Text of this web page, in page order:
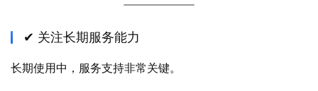
✔ 关注长期服务能力
长期使用中，服务支持非常关键。